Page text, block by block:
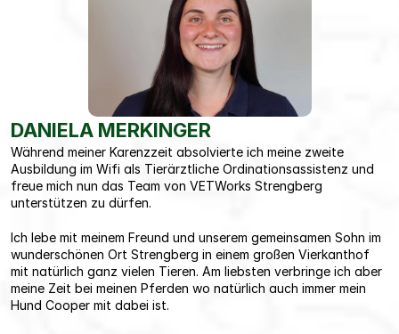
DANIELA MERKINGER
Während meiner Karenzzeit absolvierte ich meine zweite
Ausbildung im Wifi als Tierärztliche Ordinationsassistenz und
freue mich nun das Team von VETWorks Strengberg
unterstützen zu dürfen.
Ich lebe mit meinem Freund und unserem gemeinsamen Sohn im
wunderschönen Ort Strengberg in einem großen Vierkanthof
mit natürlich ganz vielen Tieren. Am liebsten verbringe ich aber
meine Zeit bei meinen Pferden wo natürlich auch immer mein
Hund Cooper mit dabei ist.